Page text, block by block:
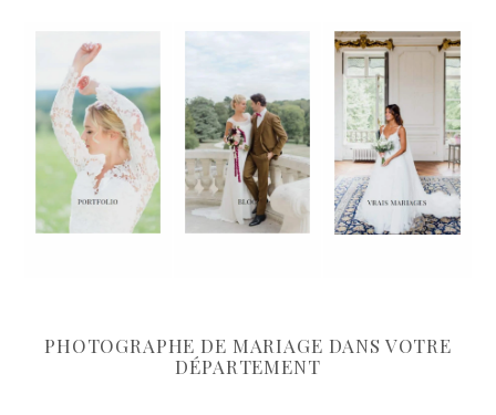
PHOTOGRAPHE DE MARIAGE DANS VOTRE
DÉPARTEMENT